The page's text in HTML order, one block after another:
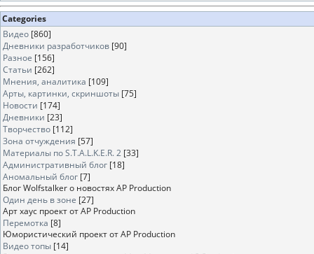
Categories
Видео [860]
Дневники разработчиков [90]
Разное [156]
Статьи [262]
Мнения, аналитика [109]
Арты, картинки, скриншоты [75]
Новости [174]
Дневники [23]
Творчество [112]
Зона отчуждения [57]
Материалы по S.T.A.L.K.E.R. 2 [33]
Административный блог [18]
Аномальный блог [7]
Блог Wolfstalker о новостях AP Production
Один день в зоне [27]
Арт хаус проект от AP Production
Перемотка [8]
Юмористический проект от AP Production
Видео топы [14]